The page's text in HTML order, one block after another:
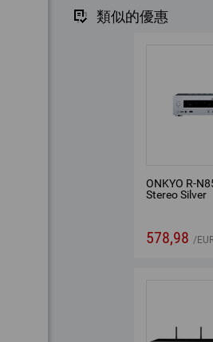
類似的優惠
ONKYO R-
Stereo Silver
578,98